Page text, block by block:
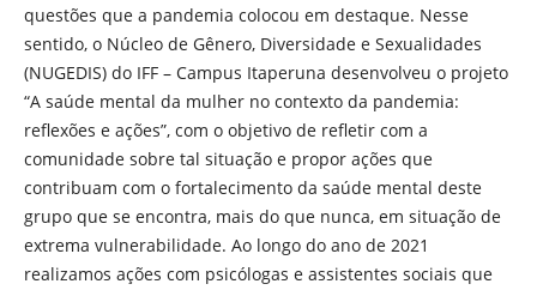
questões que a pandemia colocou em destaque. Nesse
sentido, o Núcleo de Gênero, Diversidade e Sexualidades
(NUGEDIS) do IFF – Campus Itaperuna desenvolveu o projeto
“A saúde mental da mulher no contexto da pandemia:
reflexões e ações”, com o objetivo de refletir com a
comunidade sobre tal situação e propor ações que
contribuam com o fortalecimento da saúde mental deste
grupo que se encontra, mais do que nunca, em situação de
extrema vulnerabilidade. Ao longo do ano de 2021
realizamos ações com psicólogas e assistentes sociais que